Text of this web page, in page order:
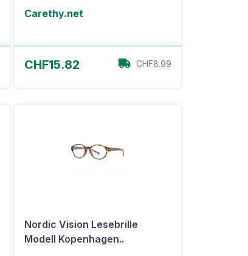
Carethy.net
CHF15.82 CHF8.99
Nordic Vision Lesebrille
Modell Kopenhagen..